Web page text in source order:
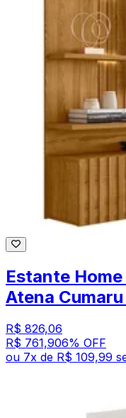
Estante
Atena
R$ 826,06
R$ 761,906% OFF
ou 7x de R$ 109,99